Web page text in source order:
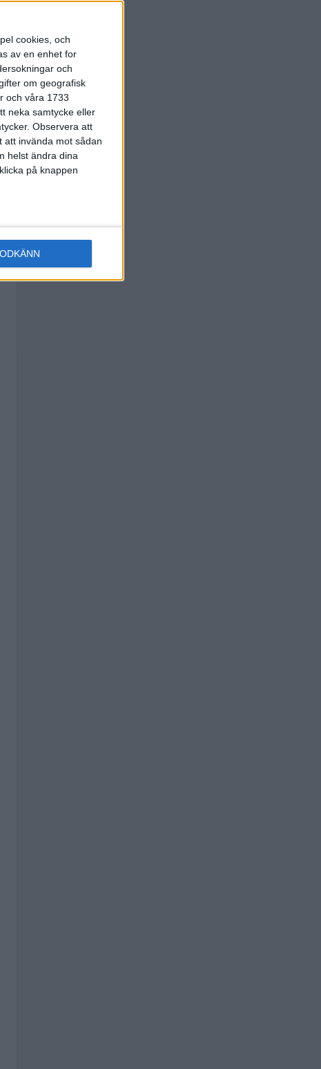
cookies, och
av en enhet for
och
om geografisk
och våra 1733
neka samtycke eller
Observera att
att invända mot sådan
helst ändra dina
på knappen